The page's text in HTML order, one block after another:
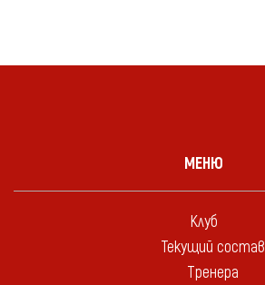
МЕНЮ
Клуб
Текущий состав
Тренера